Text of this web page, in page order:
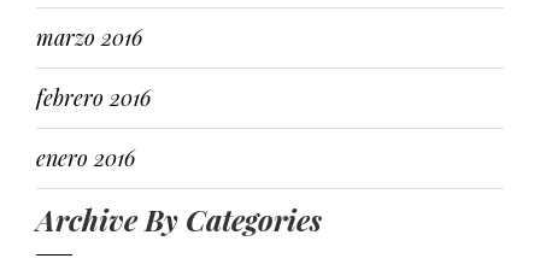
marzo 2016
febrero 2016
enero 2016
Archive By Categories